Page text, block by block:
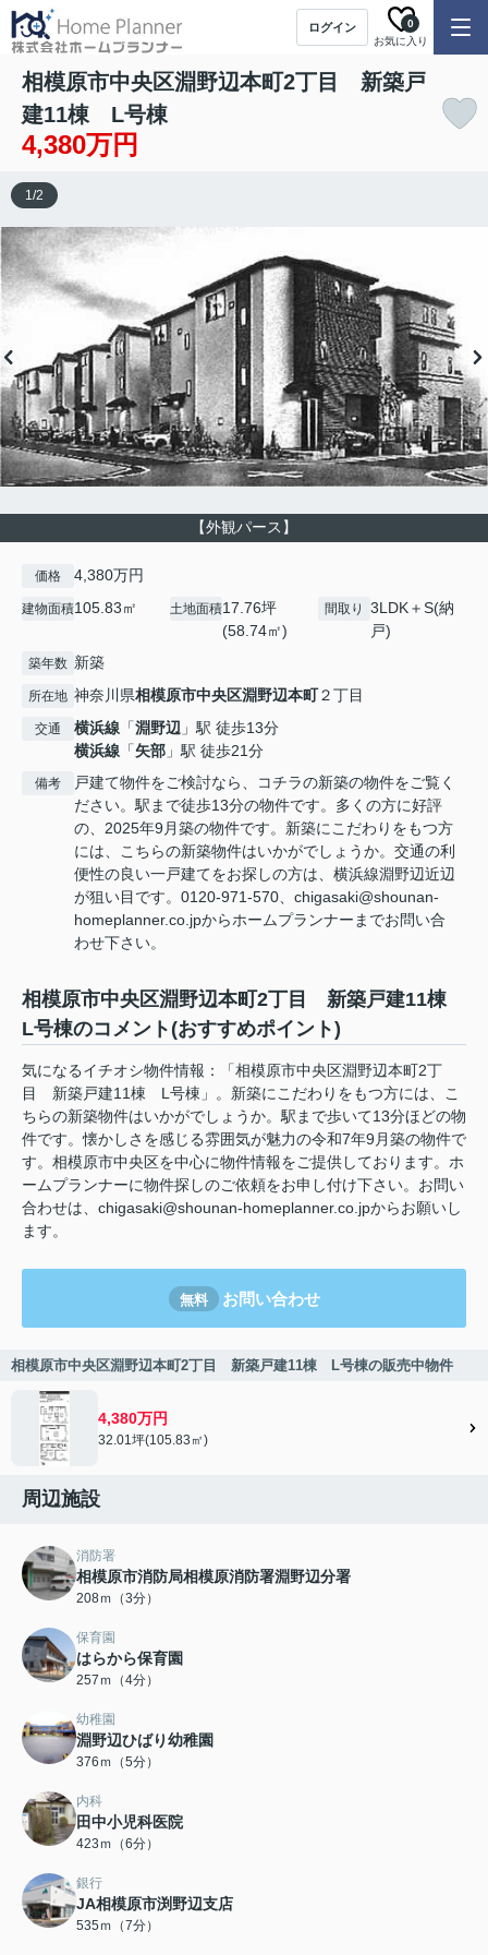
ログイン
お気に入り
0
相模原市中央区淵野辺本町2丁目 新築戸
建11棟 L号棟
4,380万円
【外観パース】
1/2
価格 4,380万円
建物面積105.83㎡ 土地面積17.76坪
(58.74㎡)
間取り
3LDK＋S(納
戸)
築年数 新築
所在地 神奈川県相模原市中央区淵野辺本町２丁目
交通 横浜線 「淵野辺 」駅 徒歩13分
横浜線 「矢部 」駅 徒歩21分
備考
戸建て物件をご検討なら、コチラの新築の物件をご覧く
ださい。駅まで徒歩13分の物件です。多くの方に好評
の、2025年9月築の物件です。新築にこだわりをもつ方
には、こちらの新築物件はいかがでしょうか。交通の利
便性の良い一戸建てをお探しの方は、横浜線淵野辺近辺
が狙い目です。0120-971-570、chigasaki@shounan-
homeplanner.co.jpからホームプランナーまでお問い合
わせ下さい。
相模原市中央区淵野辺本町2丁目 新築戸建11棟
L号棟のコメント(おすすめポイント)
気になるイチオシ物件情報：「相模原市中央区淵野辺本町2丁
目 新築戸建11棟 L号棟」。新築にこだわりをもつ方には、こ
ちらの新築物件はいかがでしょうか。駅まで歩いて13分ほどの物
件です。懐かしさを感じる雰囲気が魅力の令和7年9月築の物件で
す。相模原市中央区を中心に物件情報をご提供しております。ホ
ームプランナーに物件探しのご依頼をお申し付け下さい。お問い
合わせは、chigasaki@shounan-homeplanner.co.jpからお願いし
ます。
無料 お問い合わせ
相模原市中央区淵野辺本町2丁目 新築戸建11棟 L号棟の販売中物件
4,380万円
32.01坪(105.83㎡)
周辺施設
消防署
相模原市消防局相模原消防署淵野辺分署
208ｍ（3分）
保育園
はらから保育園
257ｍ（4分）
幼稚園
淵野辺ひばり幼稚園
376ｍ（5分）
内科
田中小児科医院
423ｍ（6分）
銀行
JA相模原市渕野辺支店
535ｍ（7分）